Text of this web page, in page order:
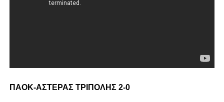
ΠΑΟΚ-ΑΣΤΕΡΑΣ ΤΡΙΠΟΛΗΣ 2-0